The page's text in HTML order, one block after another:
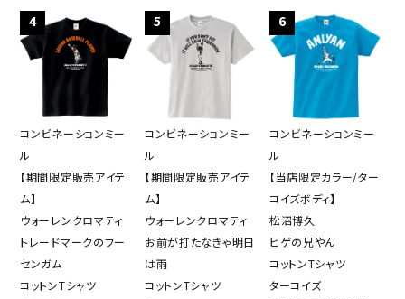
カテゴリー
4
コンビネーションミー
ル
【期間限定販売アイテ
ム】
ウォーレンクロマティ
トレードマークのフー
センガム
コットンTシャツ
5
コンビネーションミー
ル
【期間限定販売アイテ
ム】
ウォーレンクロマティ
お前が打たなきゃ明日
は雨
コットンTシャツ
6
コンビネーションミー
ル
【当店限定カラー/ター
コイズボディ】
松沼博久
ヒゲの兄やん
コットンTシャツ
ターコイズ